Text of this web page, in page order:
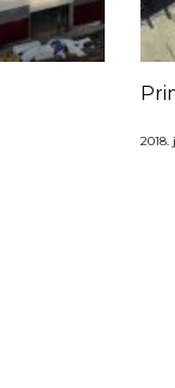
2018.